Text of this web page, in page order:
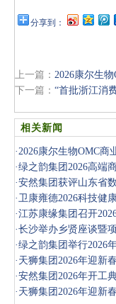
分享到：
上一篇： 2026康尔生
下一篇： “首批浙江消
相关新闻
·2026康尔生物OMC商
动共启新篇
·绿之韵集团2026高端
行
·安然集团获评山东省
·卫康雍德2026科技健
·江苏康缘集团召开
·长沙举办乡贤座谈暨
应邀参加
·绿之韵集团举行2026
· 天狮集团2026年迎新
·安然集团2026年开工
· 天狮集团2026年迎新